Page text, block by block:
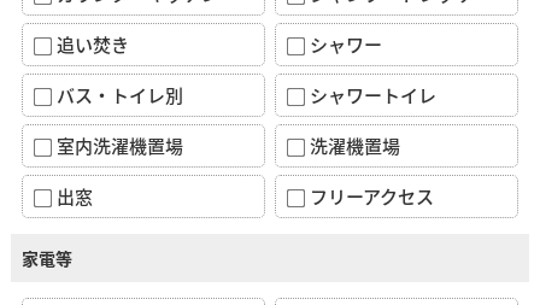
追い焚き
シャワー
バス・トイレ別
シャワートイレ
室内洗濯機置場
洗濯機置場
出窓
フリーアクセス
家電等